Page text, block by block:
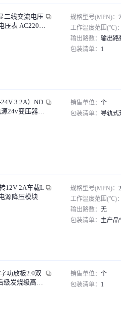
共研
贞芯研
MORNSUN
MURATA PS MURATA POWER
二线交流电压
压表 AC220V
规格型号(MPN)：
工作温度范围(℃)：
输出路数： 输出路
包装清单： 1
3.2A）ND
24v变压器22
销售单位： 个
包装清单： 导轨式
源降压模块
规格型号(MPN)：
工作温度范围(℃)：
输出路数： 无
包装清单： 主产品
功放板2.0双
级发烧级高保
销售单位： 个
包装清单： 1